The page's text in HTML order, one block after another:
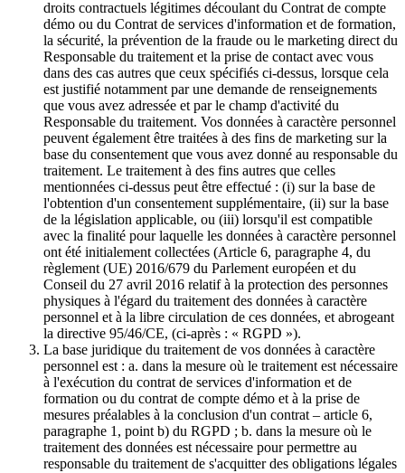
droits contractuels légitimes découlant du Contrat de compte
démo ou du Contrat de services d'information et de formation,
la sécurité, la prévention de la fraude ou le marketing direct du
Responsable du traitement et la prise de contact avec vous
dans des cas autres que ceux spécifiés ci-dessus, lorsque cela
est justifié notamment par une demande de renseignements
que vous avez adressée et par le champ d'activité du
Responsable du traitement. Vos données à caractère personnel
peuvent également être traitées à des fins de marketing sur la
base du consentement que vous avez donné au responsable du
traitement. Le traitement à des fins autres que celles
mentionnées ci-dessus peut être effectué : (i) sur la base de
l'obtention d'un consentement supplémentaire, (ii) sur la base
de la législation applicable, ou (iii) lorsqu'il est compatible
avec la finalité pour laquelle les données à caractère personnel
ont été initialement collectées (Article 6, paragraphe 4, du
règlement (UE) 2016/679 du Parlement européen et du
Conseil du 27 avril 2016 relatif à la protection des personnes
physiques à l'égard du traitement des données à caractère
personnel et à la libre circulation de ces données, et abrogeant
la directive 95/46/CE, (ci-après : « RGPD »).
La base juridique du traitement de vos données à caractère
personnel est : a. dans la mesure où le traitement est nécessaire
à l'exécution du contrat de services d'information et de
formation ou du contrat de compte démo et à la prise de
mesures préalables à la conclusion d'un contrat – article 6,
paragraphe 1, point b) du RGPD ; b. dans la mesure où le
traitement des données est nécessaire pour permettre au
responsable du traitement de s'acquitter des obligations légales